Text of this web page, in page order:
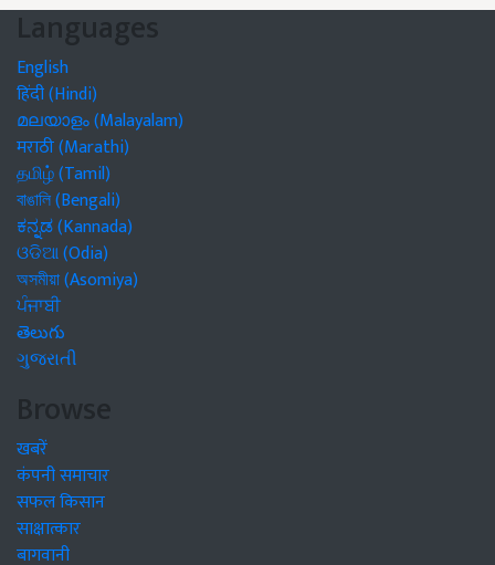
Languages
English
हिंदी (Hindi)
മലയാളം (Malayalam)
मराठी (Marathi)
தமிழ் (Tamil)
বাঙালি (Bengali)
ಕನ್ನಡ (Kannada)
ଓଡିଆ (Odia)
অসমীয়া (Asomiya)
ਪੰਜਾਬੀ
తెలుగు
ગુજરાતી
Browse
खबरें
कंपनी समाचार
सफल किसान
साक्षात्कार
बागवानी